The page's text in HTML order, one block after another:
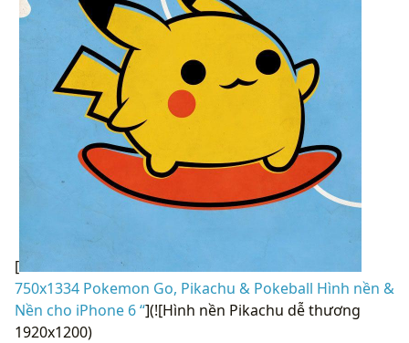
[
750x1334 Pokemon Go, Pikachu & Pokeball Hình nền &
Nền cho iPhone 6 “](![Hình nền Pikachu dễ thương
1920x1200)